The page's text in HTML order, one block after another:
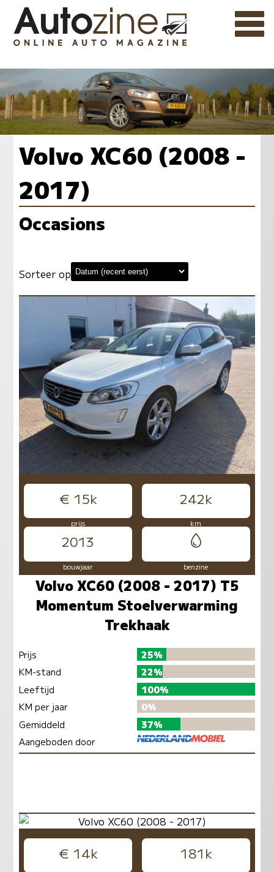
Volvo XC60 (2008 -
2017)
Occasions
Sorteer op
€ 15k 242k
prijs km
2013
bouwjaar benzine
Volvo XC60 (2008 - 2017) T5
Momentum Stoelverwarming
Trekhaak
Prijs
25%
KM-stand
22%
Leeftijd
100%
KM per jaar
0%
Gemiddeld
37%
Aangeboden door
€ 14k 181k